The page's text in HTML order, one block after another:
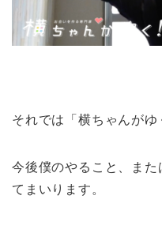
それでは「横ちゃんがゆ
今後僕のやること、ま
てまいります。